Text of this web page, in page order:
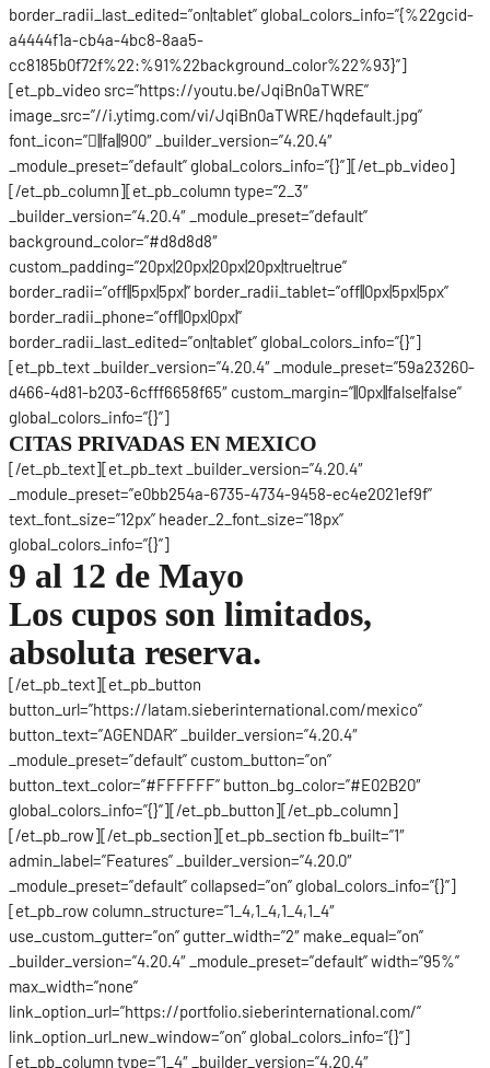
border_radii_last_edited=”on|tablet” global_colors_info=”{%22gcid-
a4444f1a-cb4a-4bc8-8aa5-
cc8185b0f72f%22:%91%22background_color%22%93}”]
[et_pb_video src=”https://youtu.be/JqiBn0aTWRE”
image_src=”//i.ytimg.com/vi/JqiBn0aTWRE/hqdefault.jpg”
font_icon=”||fa||900″ _builder_version=”4.20.4″
_module_preset=”default” global_colors_info=”{}”][/et_pb_video]
[/et_pb_column][et_pb_column type=”2_3″
_builder_version=”4.20.4″ _module_preset=”default”
background_color=”#d8d8d8″
custom_padding=”20px|20px|20px|20px|true|true”
border_radii=”off||5px|5px|” border_radii_tablet=”off||0px|5px|5px”
border_radii_phone=”off||0px|0px|”
border_radii_last_edited=”on|tablet” global_colors_info=”{}”]
[et_pb_text _builder_version=”4.20.4″ _module_preset=”59a23260-
d466-4d81-b203-6cfff6658f65″ custom_margin=”||0px||false|false”
global_colors_info=”{}”]
CITAS PRIVADAS EN MEXICO
[/et_pb_text][et_pb_text _builder_version=”4.20.4″
_module_preset=”e0bb254a-6735-4734-9458-ec4e2021ef9f”
text_font_size=”12px” header_2_font_size=”18px”
global_colors_info=”{}”]
9 al 12 de Mayo
Los cupos son limitados,
absoluta reserva.
[/et_pb_text][et_pb_button
button_url=”https://latam.sieberinternational.com/mexico”
button_text=”AGENDAR” _builder_version=”4.20.4″
_module_preset=”default” custom_button=”on”
button_text_color=”#FFFFFF” button_bg_color=”#E02B20″
global_colors_info=”{}”][/et_pb_button][/et_pb_column]
[/et_pb_row][/et_pb_section][et_pb_section fb_built=”1″
admin_label=”Features” _builder_version=”4.20.0″
_module_preset=”default” collapsed=”on” global_colors_info=”{}”]
[et_pb_row column_structure=”1_4,1_4,1_4,1_4″
use_custom_gutter=”on” gutter_width=”2″ make_equal=”on”
_builder_version=”4.20.4″ _module_preset=”default” width=”95%”
max_width=”none”
link_option_url=”https://portfolio.sieberinternational.com/”
link_option_url_new_window=”on” global_colors_info=”{}”]
[et_pb_column type=”1_4″ _builder_version=”4.20.4″